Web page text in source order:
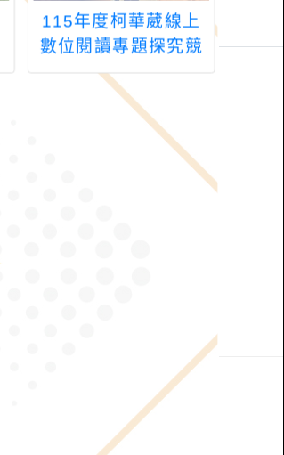
115年度柯華葳線上
數位閱讀專題探究競 暑假